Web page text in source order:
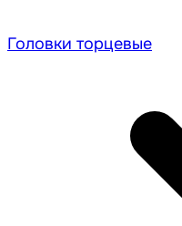
Головки торцевые